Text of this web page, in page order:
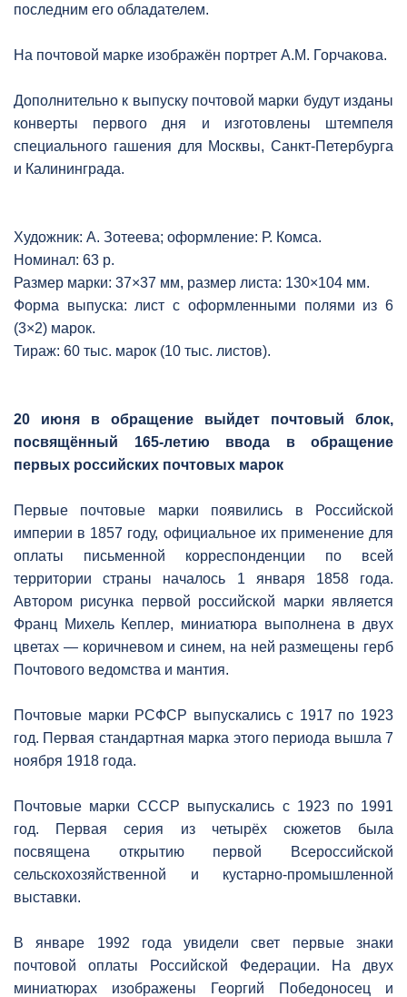
последним его обладателем.
На почтовой марке изображён портрет А.М. Горчакова.
Дополнительно к выпуску почтовой марки будут изданы
конверты первого дня и изготовлены штемпеля
специального гашения для Москвы, Санкт-Петербурга
и Калининграда.
Художник: А. Зотеева; оформление: Р. Комса.
Номинал: 63 р.
Размер марки: 37×37 мм, размер листа: 130×104 мм.
Форма выпуска: лист с оформленными полями из 6
(3×2) марок.
Тираж: 60 тыс. марок (10 тыс. листов).
20 июня в обращение выйдет почтовый блок,
посвящённый 165-летию ввода в обращение
первых российских почтовых марок
Первые почтовые марки появились в Российской
империи в 1857 году, официальное их применение для
оплаты письменной корреспонденции по всей
территории страны началось 1 января 1858 года.
Автором рисунка первой российской марки является
Франц Михель Кеплер, миниатюра выполнена в двух
цветах — коричневом и синем, на ней размещены герб
Почтового ведомства и мантия.
Почтовые марки РСФСР выпускались с 1917 по 1923
год. Первая стандартная марка этого периода вышла 7
ноября 1918 года.
Почтовые марки СССР выпускались с 1923 по 1991
год. Первая серия из четырёх сюжетов была
посвящена открытию первой Всероссийской
сельскохозяйственной и кустарно-промышленной
выставки.
В январе 1992 года увидели свет первые знаки
почтовой оплаты Российской Федерации. На двух
миниатюрах изображены Георгий Победоносец и